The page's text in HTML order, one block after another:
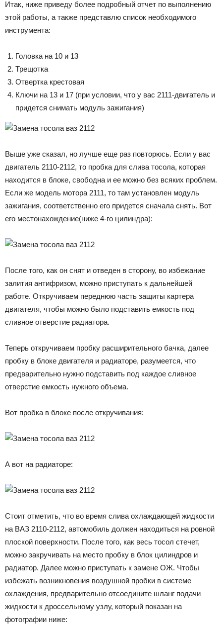
Итак, ниже приведу более подробный отчет по выполнению
этой работы, а также представлю список необходимого
инструмента:
Головка на 10 и 13
Трещотка
Отвертка крестовая
Ключи на 13 и 17 (при условии, что у вас 2111-двигатель и
придется снимать модуль зажигания)
Выше уже сказал, но лучше еще раз повторюсь. Если у вас
двигатель 2110-2112, то пробка для слива тосола, которая
находится в блоке, свободна и ее можно без всяких проблем.
Если же модель мотора 2111, то там установлен модуль
зажигания, соответственно его придется сначала снять. Вот
его местонахождение(ниже 4-го цилиндра):
После того, как он снят и отведен в сторону, во избежание
залития антифризом, можно приступать к дальнейшей
работе. Откручиваем переднюю часть защиты картера
двигателя, чтобы можно было подставить емкость под
сливное отверстие радиатора.
Теперь откручиваем пробку расширительного бачка, далее
пробку в блоке двигателя и радиаторе, разумеется, что
предварительно нужно подставить под каждое сливное
отверстие емкость нужного объема.
Вот пробка в блоке после откручивания:
А вот на радиаторе:
Стоит отметить, что во время слива охлаждающей жидкости
на ВАЗ 2110-2112, автомобиль должен находиться на ровной
плоской поверхности. После того, как весь тосол стечет,
можно закручивать на место пробку в блок цилиндров и
радиатор. Далее можно приступать к замене ОЖ. Чтобы
избежать возникновения воздушной пробки в системе
охлаждения, предварительно отсоедините шланг подачи
жидкости к дроссельному узлу, который показан на
фотографии ниже: